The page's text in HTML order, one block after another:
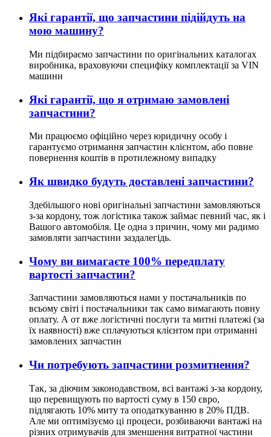
Які гарантії, що запчастини підійдуть на
мою машину?
Ми підбираємо запчастини по оригінальних каталогах
виробника, враховуючи специфіку комплектації за VIN
машини
Які гарантії, що я отримаю замовлені
запчастини?
Ми працюємо офіційно через юридичну особу і
гарантуємо отримання запчастин клієнтом, або повне
повернення коштів в протилежному випадку
Як швидко будуть доставлені запчастини?
Здебільшого нові оригінальні запчастини замовляються
з-за кордону, тож логістика також займає певний час, як і
Вашого автомобіля. Це одна з причин, чому ми радимо
замовляти запчастини заздалегідь.
Чому ви вимагаєте 100% передплату
вартості запчастин?
Запчастини замовляються нами у постачальників по
всьому світі і постачальники так само вимагають повну
оплату. А от вже логістичні послуги та митні платежі (за
їх наявності) вже сплачуються клієнтом при отриманні
замовлених запчастин
Чи потребують запчастини розмитнення?
Так, за діючим законодавством, всі вантажі з-за кордону,
що перевищують по вартості суму в 150 євро,
підлягають 10% миту та оподаткуванню в 20% ПДВ.
Але ми оптимізуємо ці процеси, розбиваючи вантажі на
різних отримувачів для зменшення витратної частини